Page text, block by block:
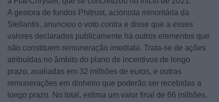
A gestora de fundos Phitrust, acionista minoritária da
Stellantis, anunciou o voto contra e disse que a esses
valores declarados publicamente há outros elementos que
não constituem remuneração imediata. Trata-se de ações
atribuídas no âmbito do plano de incentivos de longo
prazo, avaliadas em 32 milhões de euros, e outras
remunerações em dinheiro que poderão ser recebidas a
longo prazo. No total, estima um valor final de 66 milhões.